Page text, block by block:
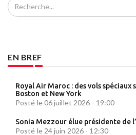
EN BREF
Royal Air Maroc : des vols spéciaux
Boston et New York
Posté le 06 juillet 2026 - 19:00
Sonia Mezzour élue présidente de
Posté le 24 juin 2026 - 12:30